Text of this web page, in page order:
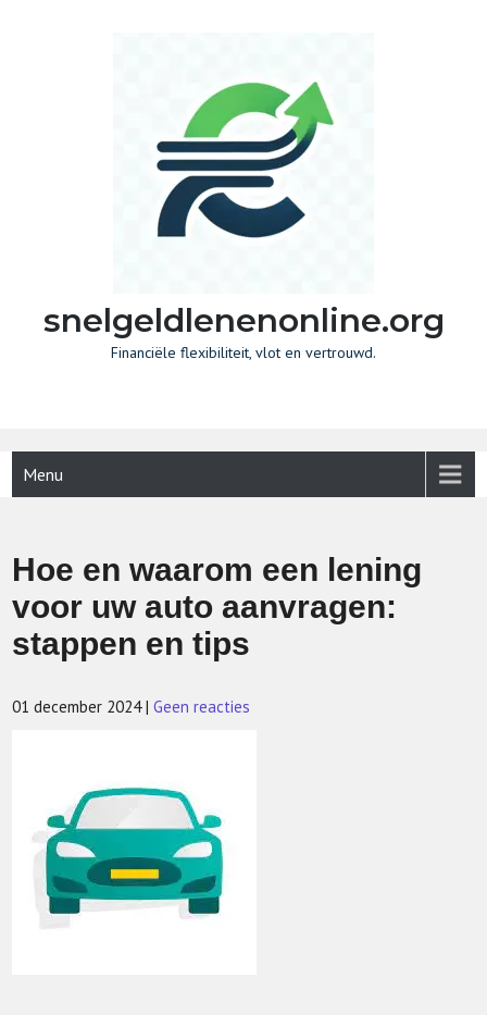
snelgeldlenenonline.org
Financiële flexibiliteit, vlot en vertrouwd.
Menu
Hoe en waarom een lening
voor uw auto aanvragen:
stappen en tips
01 december 2024 |Geen reacties